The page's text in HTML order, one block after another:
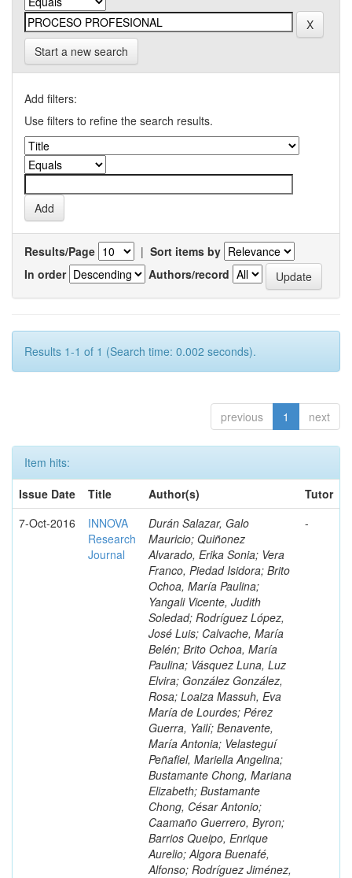
Start a new search
Add filters:
Use filters to refine the search results.
Results/Page | Sort items by
In order
Authors/record
Results 1-1 of 1 (Search time: 0.002 seconds).
previous 1 next
Item hits:
Issue Date
Title Author(s)
Tutor
7-Oct-2016
INNOVA
Research
Journal
Durán Salazar, Galo
Mauricio; Quiñonez
Alvarado, Erika Sonia; Vera
Franco, Piedad Isidora; Brito
Ochoa, María Paulina;
Yangali Vicente, Judith
Soledad; Rodríguez López,
José Luis; Calvache, María
Belén; Brito Ochoa, María
Paulina; Vásquez Luna, Luz
Elvira; González González,
Rosa; Loaiza Massuh, Eva
María de Lourdes; Pérez
Guerra, Yailí; Benavente,
María Antonia; Velasteguí
Peñafiel, Mariella Angelina;
Bustamante Chong, Mariana
Elizabeth; Bustamante
Chong, César Antonio;
Caamaño Guerrero, Byron;
Barrios Queipo, Enrique
Aurelio; Algora Buenafé,
Alfonso; Rodríguez Jiménez,
-